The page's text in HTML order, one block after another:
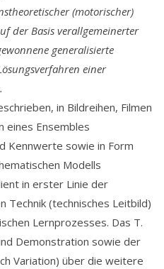
(motorischer)
der Basis verallgemeinerter
generalisierte
einer
in Bildreihen, Filmen
eines Ensembles
Kennwerte sowie in Form
Modells
in erster Linie der
Technik (technisches Leitbild)
Lernprozesses. Das T.
Demonstration sowie der
Variation) über die weitere